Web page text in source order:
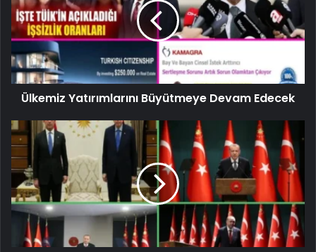
Ülkemiz Yatırımlarını Büyütmeye Devam Edecek